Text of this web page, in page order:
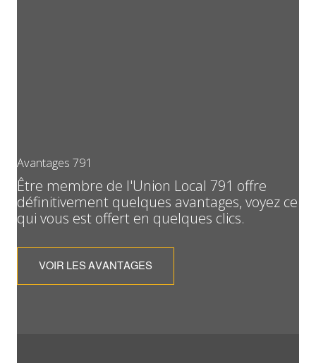
Avantages 791
Être membre de l'Union Local 791 offre
définitivement quelques avantages, voyez ce
qui vous est offert en quelques clics.
VOIR LES AVANTAGES